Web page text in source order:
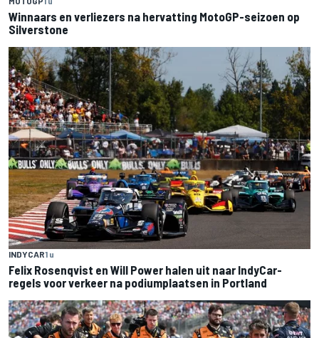
Winnaars en verliezers na hervatting MotoGP-seizoen op
Silverstone
INDYCAR1 u
Felix Rosenqvist en Will Power halen uit naar IndyCar-
regels voor verkeer na podiumplaatsen in Portland